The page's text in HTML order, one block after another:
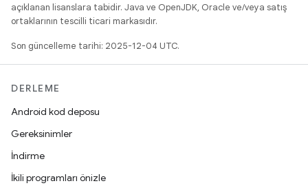
açıklanan lisanslara tabidir. Java ve OpenJDK, Oracle ve/veya satış
ortaklarının tescilli ticari markasıdır.
Son güncelleme tarihi: 2025-12-04 UTC.
DERLEME
Android kod deposu
Gereksinimler
İndirme
İkili programları önizle